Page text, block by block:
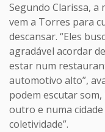
Segundo Clarissa,
vem a Torres para
descansar. “Eles
agradável acordar
estar num
automotivo alto”,
podem escutar
outro e numa
coletividade”.